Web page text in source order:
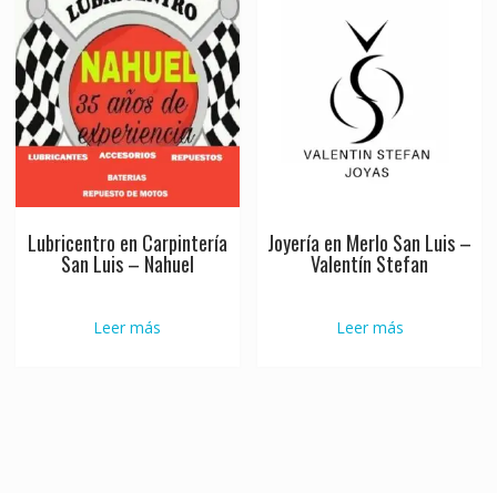
Lubricentro en Carpintería
San Luis – Nahuel
Leer más
Joyería en Merlo San Luis –
Valentín Stefan
Leer más